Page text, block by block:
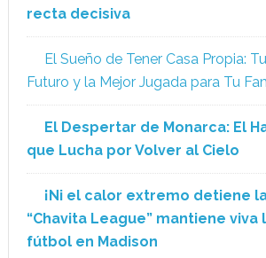
recta decisiva
El Sueño de Tener Casa Propia:
Futuro y la Mejor Jugada para Tu
El Despertar de Monarca: El
que Lucha por Volver al Cielo
¡Ni el calor extremo detiene
“Chavita League” mantiene viva
fútbol en Madison